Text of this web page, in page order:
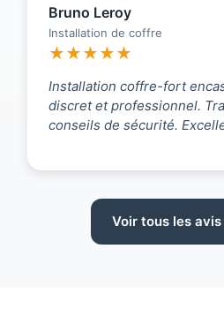
Bruno Leroy
Installation de coffre
★★★★★
Installation coffre-fort
discret et professionnel.
conseils de sécurité.
Voir tous les